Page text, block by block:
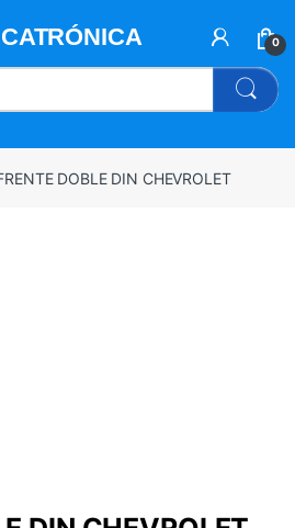
0
DOBLE DIN CHEVROLET